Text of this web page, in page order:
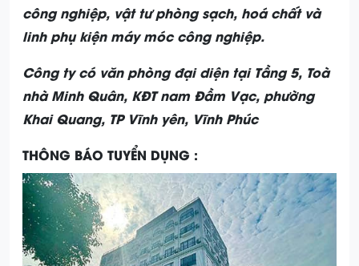
công nghiệp, vật tư phòng sạch, hoá chất và
linh phụ kiện máy móc công nghiệp.
Công ty có văn phòng đại diện tại Tầng 5, Toà
nhà Minh Quân, KĐT nam Đầm Vạc, phường
Khai Quang, TP Vĩnh yên, Vĩnh Phúc
THÔNG BÁO TUYỂN DỤNG :